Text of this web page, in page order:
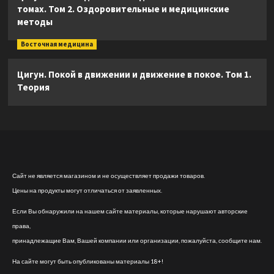
томах. Том 2. Оздоровительные и медицинские
методы
Восточная медицина
Цигун. Покой в движении и движение в покое. Том 1.
Теория
Сайт не является магазином и не осуществляет продажи товаров.
Цены на продукты могут отличаться от заявленных.
Если Вы обнаружили на нашем сайте материалы, которые нарушают авторские
права,
принадлежащие Вам, Вашей компании или организации, пожалуйста, сообщите нам.
На сайте могут быть опубликованы материалы 18+!